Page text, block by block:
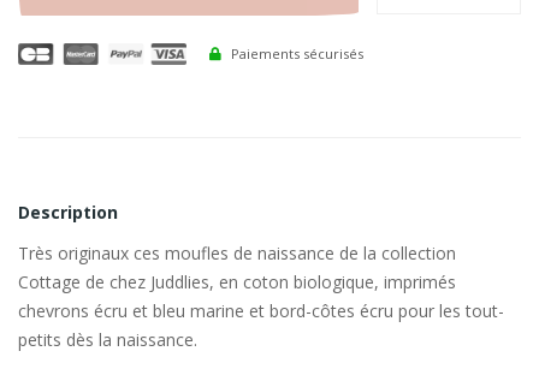
Paiements sécurisés
Description
Très originaux ces moufles de naissance de la collection
Cottage de chez Juddlies, en coton biologique, imprimés
chevrons écru et bleu marine et bord-côtes écru pour les tout-
petits dès la naissance.